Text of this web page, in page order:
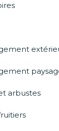
arbustes